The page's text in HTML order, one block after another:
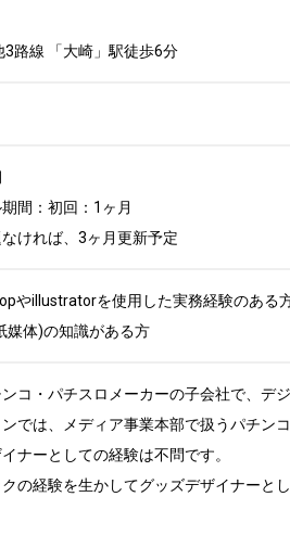
3路線 「大崎」駅徒歩6分
期間：初回：1ヶ月
ければ、3ヶ月更新予定
やillustratorを使用した実務経験のある
媒体)の知識がある方
コ・パチスロメーカーの子会社で、デ
では、メディア事業本部で扱うパチン
ナーとしての経験は不問です。
の経験を生かしてグッズデザイナーと